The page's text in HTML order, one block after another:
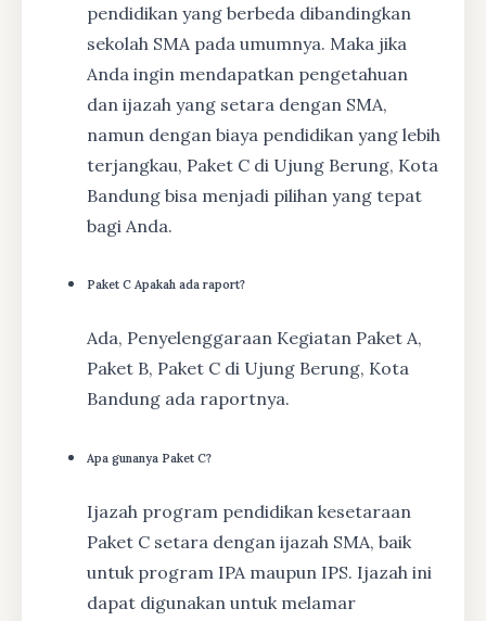
pendidikan yang berbeda dibandingkan
sekolah SMA pada umumnya. Maka jika
Anda ingin mendapatkan pengetahuan
dan ijazah yang setara dengan SMA,
namun dengan biaya pendidikan yang lebih
terjangkau, Paket C di Ujung Berung, Kota
Bandung bisa menjadi pilihan yang tepat
bagi Anda.
Paket C Apakah ada raport?
Ada, Penyelenggaraan Kegiatan Paket A,
Paket B, Paket C di Ujung Berung, Kota
Bandung ada raportnya.
Apa gunanya Paket C?
Ijazah program pendidikan kesetaraan
Paket C setara dengan ijazah SMA, baik
untuk program IPA maupun IPS. Ijazah ini
dapat digunakan untuk melamar